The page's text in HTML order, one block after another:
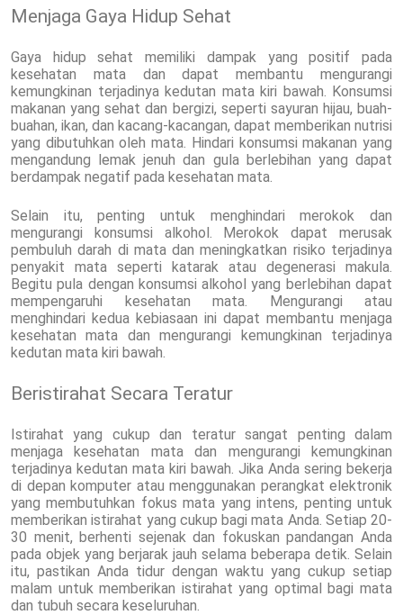
Menjaga Gaya Hidup Sehat
Gaya hidup sehat memiliki dampak yang positif pada
kesehatan mata dan dapat membantu mengurangi
kemungkinan terjadinya kedutan mata kiri bawah. Konsumsi
makanan yang sehat dan bergizi, seperti sayuran hijau, buah-
buahan, ikan, dan kacang-kacangan, dapat memberikan nutrisi
yang dibutuhkan oleh mata. Hindari konsumsi makanan yang
mengandung lemak jenuh dan gula berlebihan yang dapat
berdampak negatif pada kesehatan mata.
Selain itu, penting untuk menghindari merokok dan
mengurangi konsumsi alkohol. Merokok dapat merusak
pembuluh darah di mata dan meningkatkan risiko terjadinya
penyakit mata seperti katarak atau degenerasi makula.
Begitu pula dengan konsumsi alkohol yang berlebihan dapat
mempengaruhi kesehatan mata. Mengurangi atau
menghindari kedua kebiasaan ini dapat membantu menjaga
kesehatan mata dan mengurangi kemungkinan terjadinya
kedutan mata kiri bawah.
Beristirahat Secara Teratur
Istirahat yang cukup dan teratur sangat penting dalam
menjaga kesehatan mata dan mengurangi kemungkinan
terjadinya kedutan mata kiri bawah. Jika Anda sering bekerja
di depan komputer atau menggunakan perangkat elektronik
yang membutuhkan fokus mata yang intens, penting untuk
memberikan istirahat yang cukup bagi mata Anda. Setiap 20-
30 menit, berhenti sejenak dan fokuskan pandangan Anda
pada objek yang berjarak jauh selama beberapa detik. Selain
itu, pastikan Anda tidur dengan waktu yang cukup setiap
malam untuk memberikan istirahat yang optimal bagi mata
dan tubuh secara keseluruhan.